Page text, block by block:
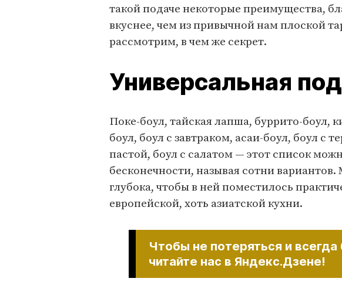
такой подаче некоторые преимущества,
вкуснее, чем из привычной нам плоской
рассмотрим, в чем же секрет.
Универсальная
Поке-боул, тайская лапша, буррито-боул,
боул, боул с завтраком, асаи-боул, боул с
пастой, боул с салатом — этот список
бесконечности, называя сотни
глубока, чтобы в ней поместилось
европейской, хоть азиатской кухни.
Чтобы не потеряться и всегда
читайте нас в Яндекс.Дзене!